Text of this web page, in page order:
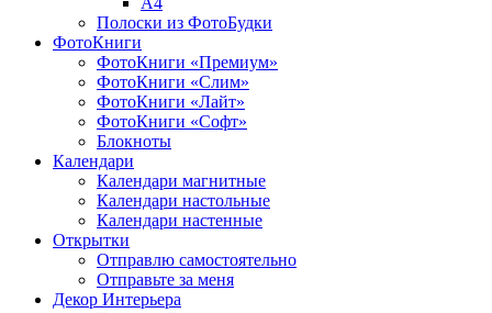
Полоски из ФотоБудки
ФотоКниги
ФотоКниги «Премиум»
ФотоКниги «Слим»
ФотоКниги «Лайт»
ФотоКниги «Софт»
Блокноты
Календари
Календари магнитные
Календари настольные
Календари настенные
Открытки
Отправлю самостоятельно
Отправьте за меня
Декор Интерьера